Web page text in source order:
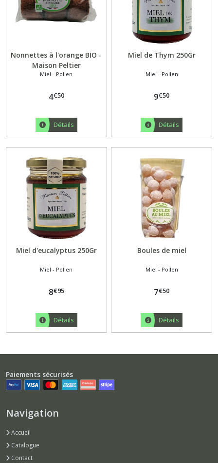
Nonnettes à l'orange BIO -
Maison Peltier
Miel - Pollen
4€50
Détails
Miel de Thym 250Gr
Miel - Pollen
9€50
Détails
Miel d'eucalyptus 250Gr
Miel - Pollen
8€95
Détails
Boules de miel
Miel - Pollen
7€50
Détails
Paiements sécurisés
Navigation
Accueil
Catalogue
Contact